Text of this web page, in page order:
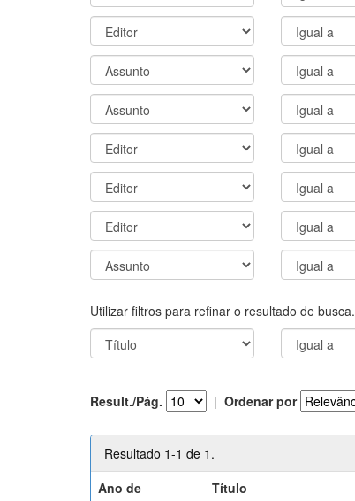
Utilizar filtros para refinar o resultado de busca.
Result./Pág. | Ordenar por
Resultado 1-1 de 1.
Ano de
Título